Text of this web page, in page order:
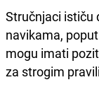
Stručnjaci ističu
navikama,
mogu imati
za strogim